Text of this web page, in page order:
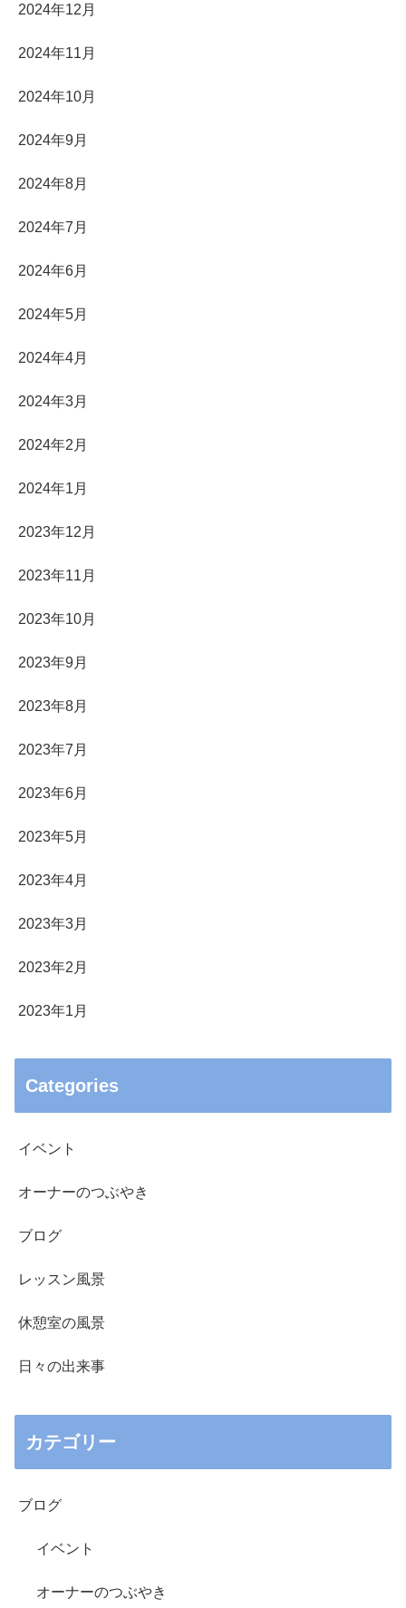
2024年12月
2024年11月
2024年10月
2024年9月
2024年8月
2024年7月
2024年6月
2024年5月
2024年4月
2024年3月
2024年2月
2024年1月
2023年12月
2023年11月
2023年10月
2023年9月
2023年8月
2023年7月
2023年6月
2023年5月
2023年4月
2023年3月
2023年2月
2023年1月
Categories
イベント
オーナーのつぶやき
ブログ
レッスン風景
休憩室の風景
日々の出来事
カテゴリー
ブログ
イベント
オーナーのつぶやき